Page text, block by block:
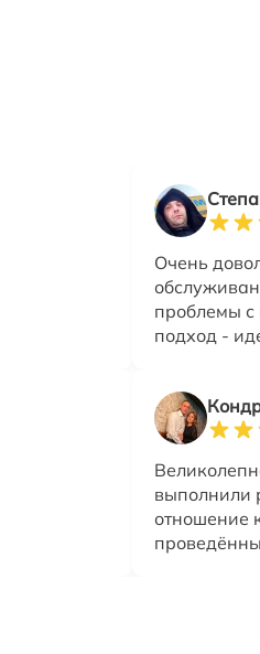
Очень
проблемы
подход -
выполнили
отношение